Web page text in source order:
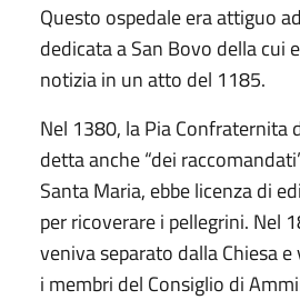
Questo ospedale era attiguo
dedicata a San Bovo della cui
notizia in un atto del 1185.
Nel 1380, la Pia Confraternita
detta anche “dei
Santa Maria, ebbe licenza di
per ricoverare i pellegrini. Nel
veniva separato dalla Chiesa
i membri del Consiglio di